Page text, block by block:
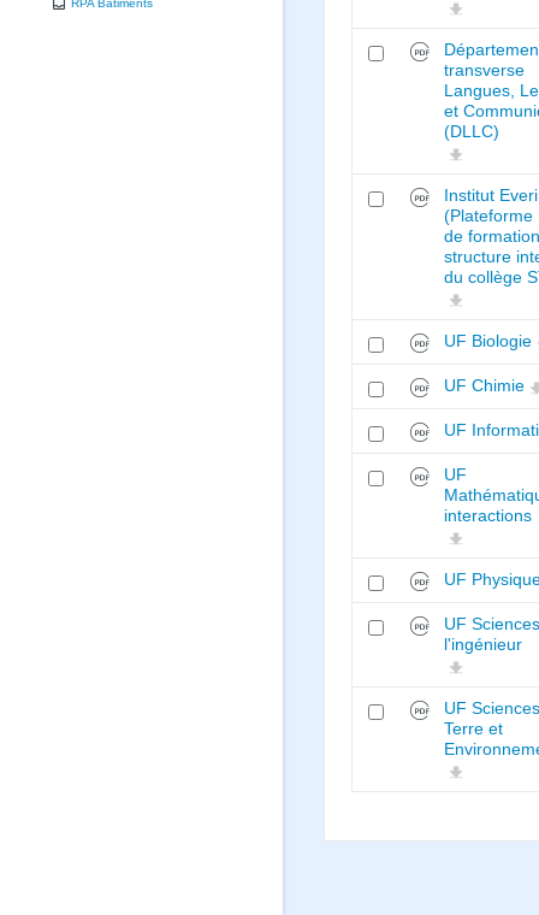
RPA Bâtiments
transverse
Langues,
et
(DLLC)
Institut
(Plateforme
de
structure
du collège
UF Biologie
UF Chimie
UF
UF
interactions
UF
UF
l'ingénieur
UF
Terre et